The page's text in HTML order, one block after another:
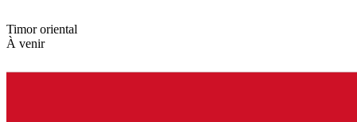
Timor oriental
À venir